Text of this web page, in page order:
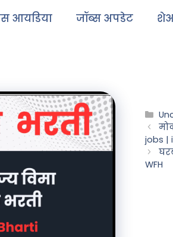
आयडिया जॉब्स अपडेट
jobs |
WFH